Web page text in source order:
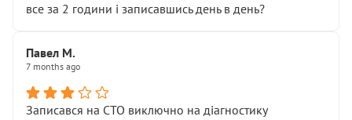
все за 2 години і записавшись день в день?
Павел М.
7 months ago
Записався на СТО виключно на діагностику